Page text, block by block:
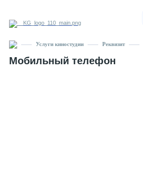
Услуги киностудии Реквизит
Мобильный телефон